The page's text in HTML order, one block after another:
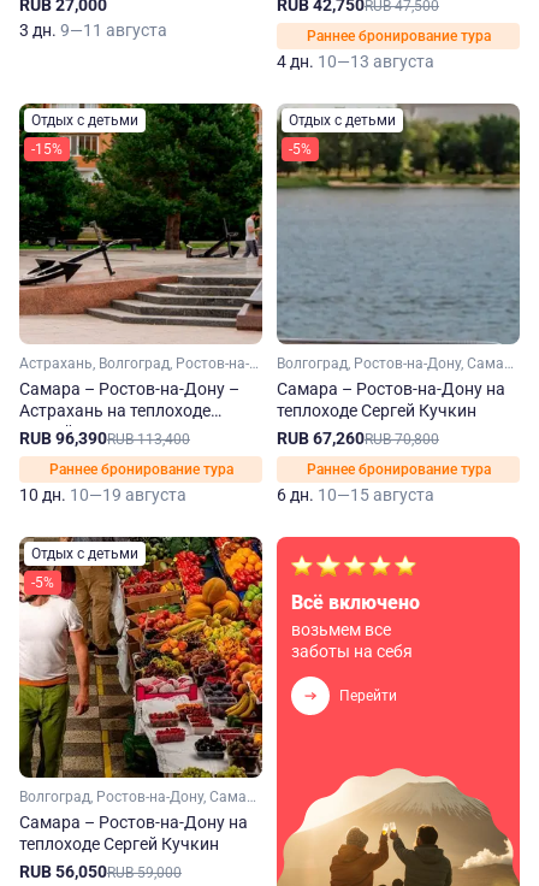
RUB 27,000
3 дн. 9—11 августа
RUB 42,750RUB 47,500
Раннее бронирование тура
4 дн. 10—13 августа
Отдых с детьми
-15%
Астрахань, Волгоград, Ростов-на-Дону, Самара, Саратов
Самара – Ростов-на-Дону –
Астрахань на теплоходе
Сергей Кучкин
RUB 96,390RUB 113,400
Раннее бронирование тура
10 дн. 10—19 августа
Отдых с детьми
-5%
Волгоград, Ростов-на-Дону, Самара, Саратов
Самара – Ростов-на-Дону на
теплоходе Сергей Кучкин
RUB 67,260RUB 70,800
Раннее бронирование тура
6 дн. 10—15 августа
Отдых с детьми
-5%
Волгоград, Ростов-на-Дону, Самара, Саратов
Самара – Ростов-на-Дону на
теплоходе Сергей Кучкин
RUB 56,050RUB 59,000
Всё включено
возьмем все
заботы на себя
Перейти